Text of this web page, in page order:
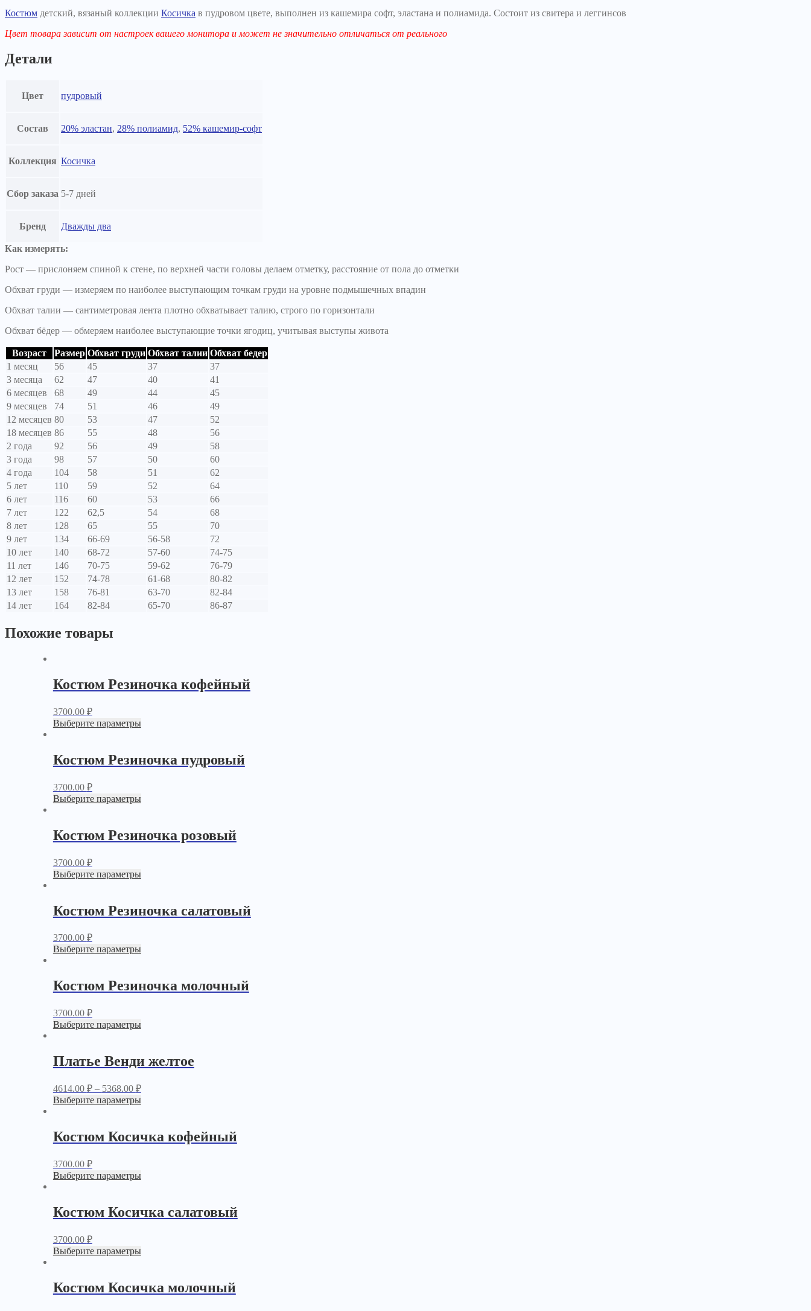
Костюм детский, вязаный коллекции Косичка в пудровом цвете, выполнен из кашемира софт, эластана и полиамида. Состоит из свитера и леггинсов
Цвет товара зависит от настроек вашего монитора и может не значительно отличаться от реального
Детали
Цвет пудровый
Состав 20% эластан, 28% полиамид, 52% кашемир-софт
Коллекция Косичка
Сбор заказа 5-7 дней
Бренд Дважды два
Как измерять:
Рост — прислоняем спиной к стене, по верхней части головы делаем отметку, расстояние от пола до отметки
Обхват груди — измеряем по наиболее выступающим точкам груди на уровне подмышечных впадин
Обхват талии — сантиметровая лента плотно обхватывает талию, строго по горизонтали
Обхват бёдер — обмеряем наиболее выступающие точки ягодиц, учитывая выступы живота
Возраст Размер Обхват груди Обхват талии Обхват бедер
1 месяц
56 45 37
37
3 месяца
62 47 40
41
6 месяцев
68 49 44
45
9 месяцев
74 51 46
49
12 месяцев 80 53 47
52
18 месяцев 86 55 48
56
2 года
92 56 49
58
3 года
98 57 50
60
4 года
104 58 51
62
5 лет
110 59 52
64
6 лет
116 60 53
66
7 лет
122 62,5 54
68
8 лет
128 65 55
70
9 лет
134 66-69 56-58
72
10 лет
140 68-72 57-60
74-75
11 лет
146 70-75 59-62
76-79
12 лет
152 74-78 61-68
80-82
13 лет
158 76-81 63-70
82-84
14 лет
164 82-84 65-70 86-87
Похожие товары
Костюм Резиночка кофейный
3700.00 ₽
Выберите параметры
Костюм Резиночка пудровый
3700.00 ₽
Выберите параметры
Костюм Резиночка розовый
3700.00 ₽
Выберите параметры
Костюм Резиночка салатовый
3700.00 ₽
Выберите параметры
Костюм Резиночка молочный
3700.00 ₽
Выберите параметры
Платье Венди желтое
4614.00 ₽– 5368.00 ₽
Выберите параметры
Костюм Косичка кофейный
3700.00 ₽
Выберите параметры
Костюм Косичка салатовый
3700.00 ₽
Выберите параметры
Костюм Косичка молочный